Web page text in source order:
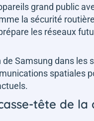
grand public
la sécurité
les réseaux
Samsung dans les
spatiales
tête de